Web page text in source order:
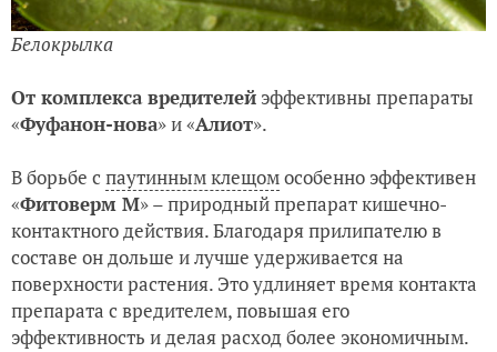
Белокрылка
От комплекса вредителей эффективны препараты
«Фуфанон-нова» и «Алиот».
В борьбе с паутинным клещомособенно эффективен
«Фитоверм М» – природный препарат кишечно-
контактного действия. Благодаря прилипателю в
составе он дольше и лучше удерживается на
поверхности растения. Это удлиняет время контакта
препарата с вредителем, повышая его
эффективность и делая расход более экономичным.